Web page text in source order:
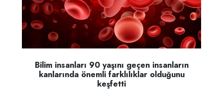
Bilim insanları 90 yaşını geçen insanların
kanlarında önemli farklılıklar olduğunu
keşfetti